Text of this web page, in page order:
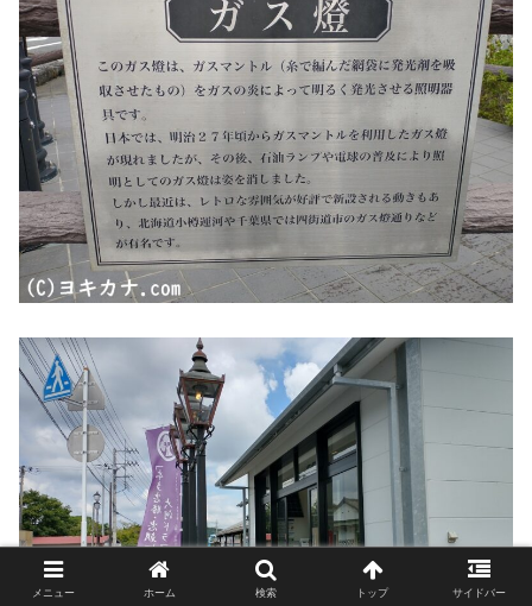
メニュー ホーム 検索 トップ サイドバー